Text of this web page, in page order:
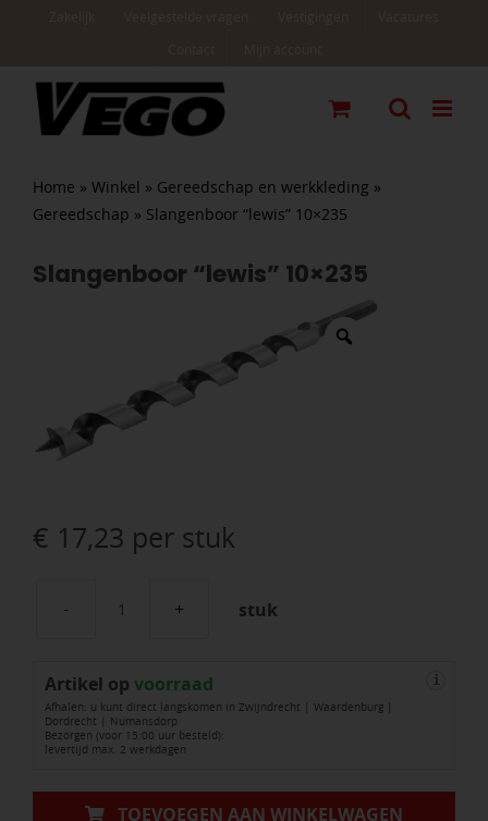
Home » Winkel » Gereedschap en werkkleding »
Gereedschap » Slangenboor “lewis” 10×235
Slangenboor “lewis” 10×235
€ 17,23 per stuk
Slangenboor
10x235
aantal
stuk
Artikel op voorraad
Afhalen: u kunt direct langskomen in Zwijndrecht | Waardenburg |
Dordrecht | Numansdorp
Bezorgen (voor 15:00 uur besteld):
levertijd max. 2 werkdagen
i
TOEVOEGEN AAN WINKELWAGEN